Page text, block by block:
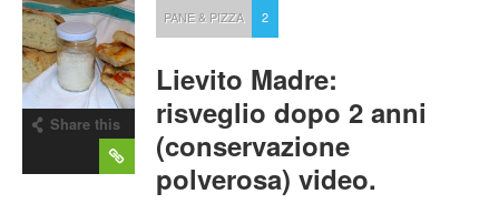
Share this
PANE & PIZZA 2
Lievito Madre:
risveglio dopo 2 anni
(conservazione
polverosa) video.